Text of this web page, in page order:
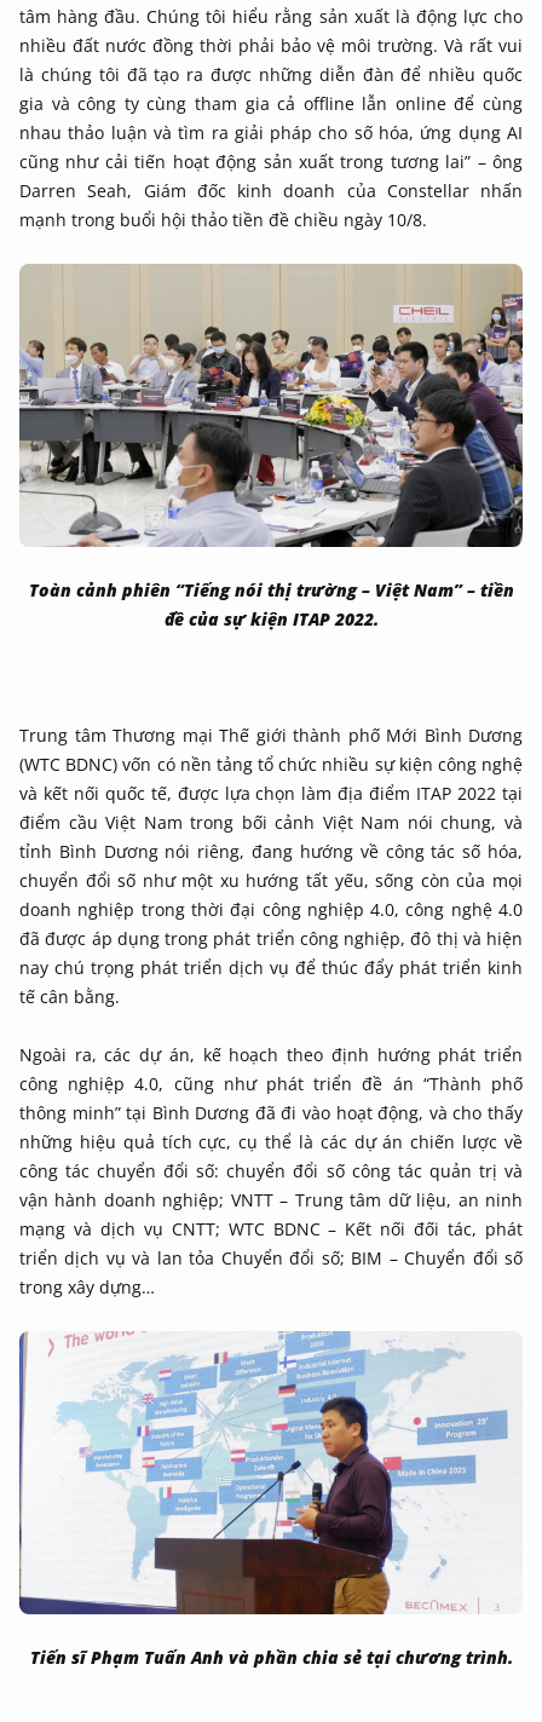
tâm hàng đầu. Chúng tôi hiểu rằng sản xuất là động lực cho
nhiều đất nước đồng thời phải bảo vệ môi trường. Và rất vui
là chúng tôi đã tạo ra được những diễn đàn để nhiều quốc
gia và công ty cùng tham gia cả offline lẫn online để cùng
nhau thảo luận và tìm ra giải pháp cho số hóa, ứng dụng AI
cũng như cải tiến hoạt động sản xuất trong tương lai” – ông
Darren Seah, Giám đốc kinh doanh của Constellar nhấn
mạnh trong buổi hội thảo tiền đề chiều ngày 10/8.
Toàn cảnh phiên “Tiếng nói thị trường – Việt Nam” – tiền
đề của sự kiện ITAP 2022.
Trung tâm Thương mại Thế giới thành phố Mới Bình Dương
(WTC BDNC) vốn có nền tảng tổ chức nhiều sự kiện công nghệ
và kết nối quốc tế, được lựa chọn làm địa điểm ITAP 2022 tại
điểm cầu Việt Nam trong bối cảnh Việt Nam nói chung, và
tỉnh Bình Dương nói riêng, đang hướng về công tác số hóa,
chuyển đổi số như một xu hướng tất yếu, sống còn của mọi
doanh nghiệp trong thời đại công nghiệp 4.0, công nghệ 4.0
đã được áp dụng trong phát triển công nghiệp, đô thị và hiện
nay chú trọng phát triển dịch vụ để thúc đẩy phát triển kinh
tế cân bằng.
Ngoài ra, các dự án, kế hoạch theo định hướng phát triển
công nghiệp 4.0, cũng như phát triển đề án “Thành phố
thông minh” tại Bình Dương đã đi vào hoạt động, và cho thấy
những hiệu quả tích cực, cụ thể là các dự án chiến lược về
công tác chuyển đổi số: chuyển đổi số công tác quản trị và
vận hành doanh nghiệp; VNTT – Trung tâm dữ liệu, an ninh
mạng và dịch vụ CNTT; WTC BDNC – Kết nối đối tác, phát
triển dịch vụ và lan tỏa Chuyển đổi số; BIM – Chuyển đổi số
trong xây dựng…
Tiến sĩ Phạm Tuấn Anh và phần chia sẻ tại chương trình.